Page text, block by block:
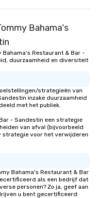
Bahama's
Bahama's Restaurant & Bar -
duurzaamheid en diversiteit
strategieën van
inzake duurzaamheid
met het publiek.
- Sandestin een strategie
van afval (bijvoorbeeld
strategie voor het verwijderen
Bahama's Restaurant & Bar
als een bedrijf dat
personen? Zo ja, geef aan
u bent gecertificeerd: